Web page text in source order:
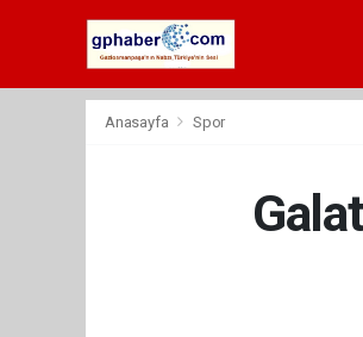
Anasayfa Spor